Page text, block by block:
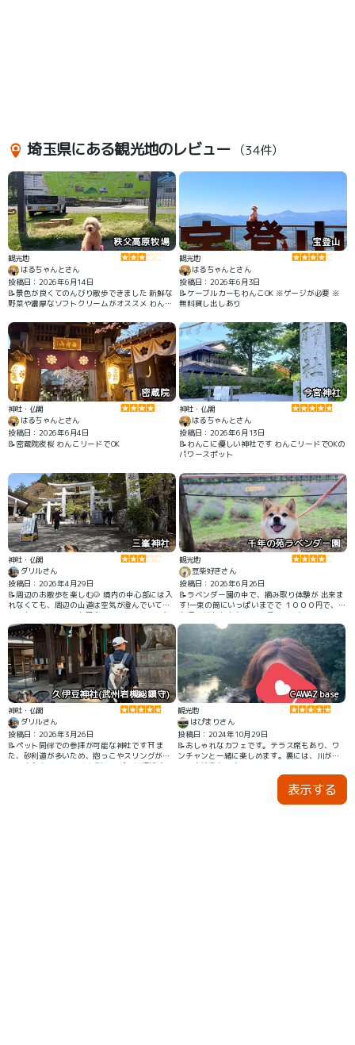
埼玉県にある観光地のレビュー （34件）
秩父高原牧場
観光地
はるちゃんとさん
投稿日：2026年6月14日
📝景色が良くてのんびり散歩できました 新鮮な
野菜や濃厚なソフトクリームがオススメ わんこ
リードでOK
宝登山
観光地
はるちゃんとさん
投稿日：2026年6月3日
📝ケーブルカーもわんこOK ※ゲージが必要 ※
無料貸し出しあり
密蔵院
神社・仏閣
はるちゃんとさん
投稿日：2026年6月4日
📝密蔵院夜桜 わんこリードでOK
今宮神社
神社・仏閣
はるちゃんとさん
投稿日：2026年6月13日
📝わんこに優しい神社です わんこリードでOKの
パワースポット
三峯神社
神社・仏閣
ダリルさん
投稿日：2026年4月29日
📝周辺のお散歩を楽しむ🐶 境内の中心部には入
れなくても、周辺の山道は空気が澄んでいて、
ワンちゃんにとっても最高のリフレッシュにな
ります🌱 #三峰神社
千年の苑ラベンダー園
観光地
豆柴好きさん
投稿日：2026年6月26日
📝ラベンダー園の中で、摘み取り体験が 出来ま
す!一束の筒にいっぱいまでで １０００円で、持
ち帰りが出来ます！ いい香りでした。
久伊豆神社(武州岩槻総鎮守)
神社・仏閣
ダリルさん
投稿日：2026年3月26日
📝ペット同伴での参拝が可能な神社です⛩️ ま
た、砂利道が多いため、抱っこやスリングがあ
ると安心🐶 イベントや初詣シーズンは混雑する
CAWAZ base
観光地
はぴまりさん
投稿日：2024年10月29日
📝おしゃれなカフェです。テラス席もあり、ワ
ンチャンと一緒に楽しめます。裏には、川があ
り、自然豊かです。
表示する